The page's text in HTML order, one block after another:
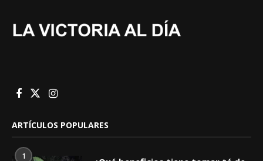
ARTÍCULOS POPULARES
1